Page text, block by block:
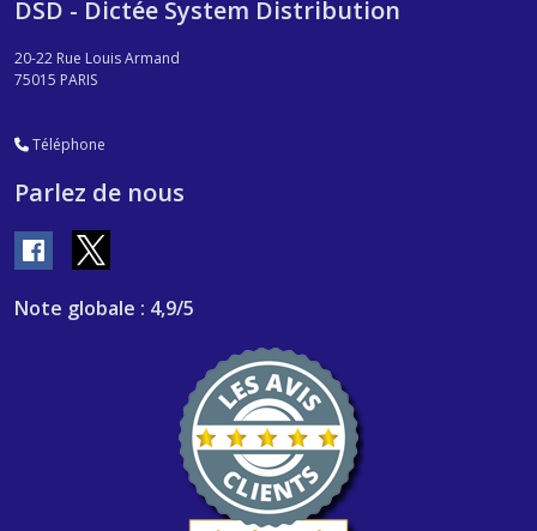
DSD - Dictée System Distribution
20-22 Rue Louis Armand
75015 PARIS
Téléphone
Parlez de nous
Note globale : 4,9/5